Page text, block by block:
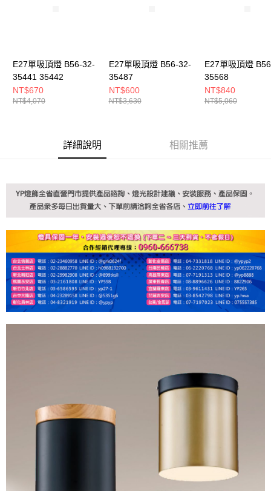
E27單吸頂燈 B56-32-
35441 35442
NT$670
NT$4,070
E27單吸頂燈 B56-32-
35487
NT$600
NT$3,630
E27單吸頂燈
35568
NT$840
NT$5,060
詳細說明 相關推薦